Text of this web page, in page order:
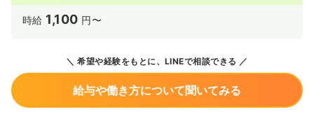
時給 1,100 円〜
希望や経験をもとに、LINEで相談できる
給与や働き方について聞いてみる